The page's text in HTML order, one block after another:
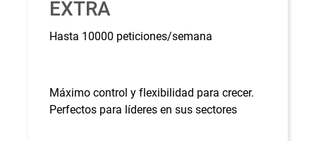
EXTRA
Hasta 10000 peticiones/semana
Máximo control y flexibilidad para crecer.
Perfectos para líderes en sus sectores